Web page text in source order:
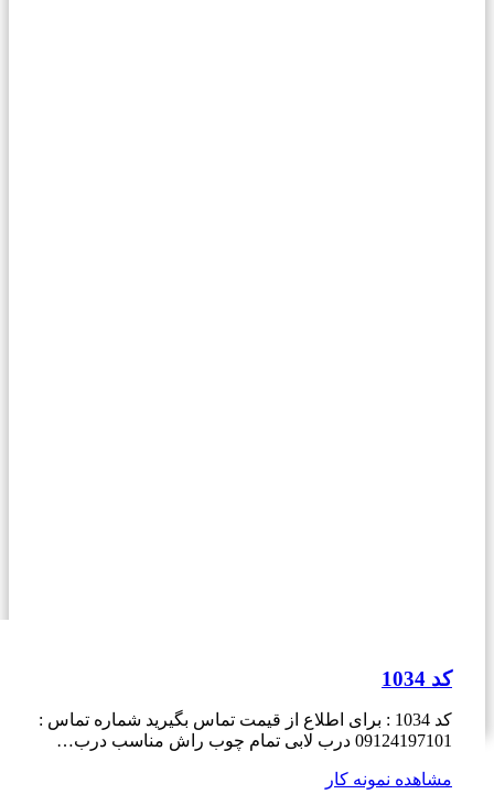
کد 1034
کد 1034 : برای اطلاع از قیمت تماس بگیرید شماره تماس :
09124197101 درب لابی تمام چوب راش مناسب درب…
مشاهده نمونه کار